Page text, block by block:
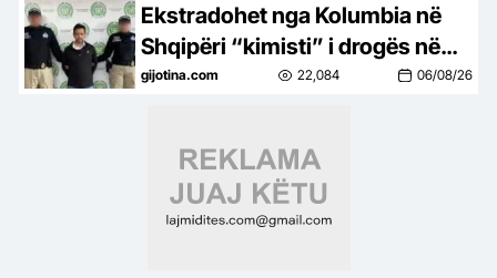
Ekstradohet nga Kolumbia në
Shqipëri “kimisti” i drogës në
Frakull, i dënuar me 14 vite burg
gijotina.com 22,084 06/08/26